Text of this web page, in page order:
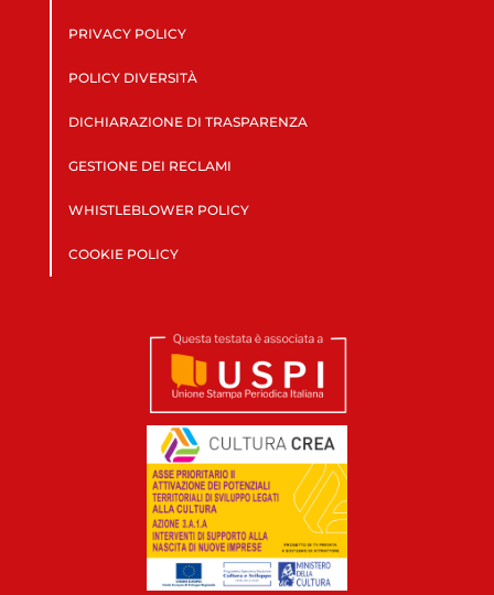
PRIVACY POLICY
POLICY DIVERSITÀ
DICHIARAZIONE DI TRASPARENZA
GESTIONE DEI RECLAMI
WHISTLEBLOWER POLICY
COOKIE POLICY